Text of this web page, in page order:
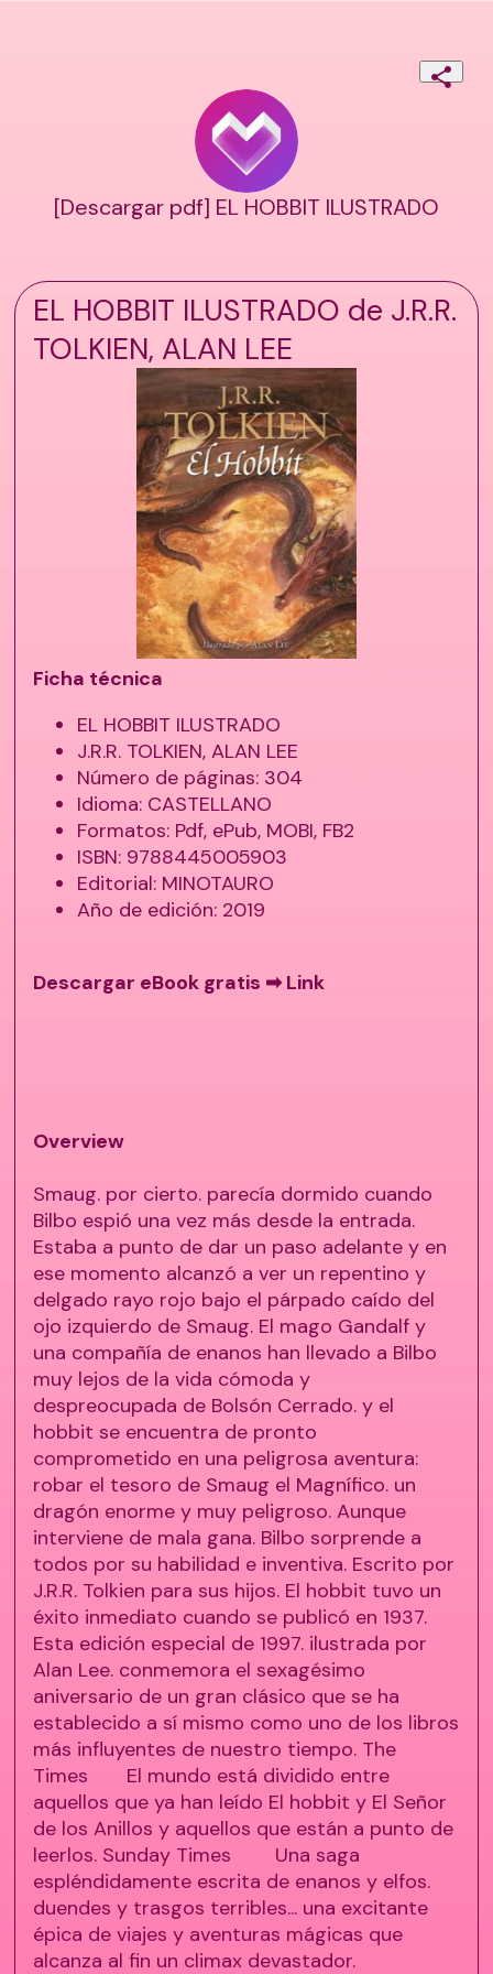
[Descargar pdf] EL HOBBIT ILUSTRADO
EL HOBBIT ILUSTRADO de J.R.R.
TOLKIEN, ALAN LEE
Ficha técnica
EL HOBBIT ILUSTRADO
J.R.R. TOLKIEN, ALAN LEE
Número de páginas: 304
Idioma: CASTELLANO
Formatos: Pdf, ePub, MOBI, FB2
ISBN: 9788445005903
Editorial: MINOTAURO
Año de edición: 2019
Descargar eBook gratis ➡ Link
Overview
Smaug. por cierto. parecía dormido cuando
Bilbo espió una vez más desde la entrada.
Estaba a punto de dar un paso adelante y en
ese momento alcanzó a ver un repentino y
delgado rayo rojo bajo el párpado caído del
ojo izquierdo de Smaug. El mago Gandalf y
una compañía de enanos han llevado a Bilbo
muy lejos de la vida cómoda y
despreocupada de Bolsón Cerrado. y el
hobbit se encuentra de pronto
comprometido en una peligrosa aventura:
robar el tesoro de Smaug el Magnífico. un
dragón enorme y muy peligroso. Aunque
interviene de mala gana. Bilbo sorprende a
todos por su habilidad e inventiva. Escrito por
J.R.R. Tolkien para sus hijos. El hobbit tuvo un
éxito inmediato cuando se publicó en 1937.
Esta edición especial de 1997. ilustrada por
Alan Lee. conmemora el sexagésimo
aniversario de un gran clásico que se ha
establecido a sí mismo como uno de los libros
más influyentes de nuestro tiempo. The
Times El mundo está dividido entre
aquellos que ya han leído El hobbit y El Señor
de los Anillos y aquellos que están a punto de
leerlos. Sunday Times Una saga
espléndidamente escrita de enanos y elfos.
duendes y trasgos terribles... una excitante
épica de viajes y aventuras mágicas que
alcanza al fin un climax devastador.